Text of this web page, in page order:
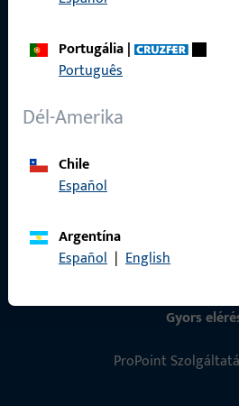
Portugália|
Português
Dél-Amerika
Chile
Español
Argentína
Español | English
Általános
Gyors
ProPoint